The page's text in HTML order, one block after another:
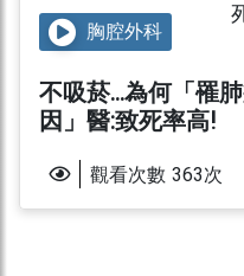
不吸菸...為何「罹
因」醫:致死率高!
觀看次數 363次
胸腔外科